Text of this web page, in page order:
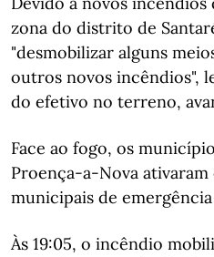
zona do distrito de
"desmobilizar alguns
outros novos incêndios",
do efetivo no terreno,
Face ao fogo, os
Proença-a-Nova ativaram
municipais de
Às 19:05, o incêndio